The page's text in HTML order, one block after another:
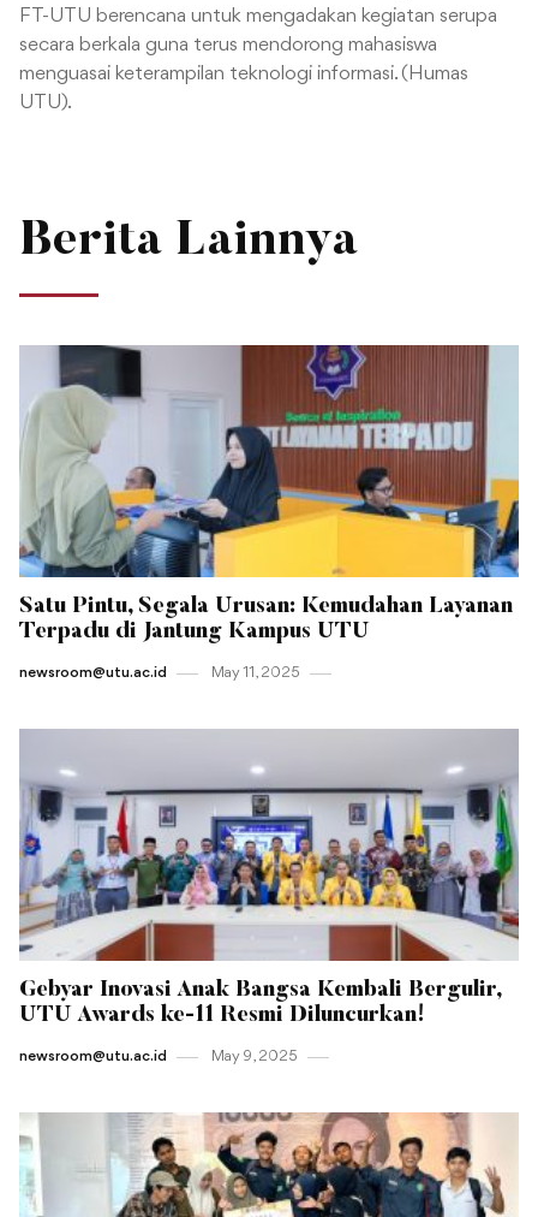
FT-UTU berencana untuk mengadakan kegiatan serupa
secara berkala guna terus mendorong mahasiswa
menguasai keterampilan teknologi informasi. (Humas
UTU).
Berita Lainnya
Satu Pintu, Segala Urusan: Kemudahan Layanan
Terpadu di Jantung Kampus UTU
newsroom@utu.ac.id May 11 , 2025
Gebyar Inovasi Anak Bangsa Kembali Bergulir,
UTU Awards ke-11 Resmi Diluncurkan!
newsroom@utu.ac.id May 9 , 2025